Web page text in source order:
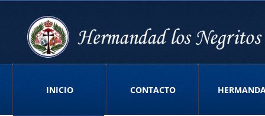
INICIO CONTACTO